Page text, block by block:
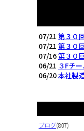
07/21 第３０
07/21 第３０
07/16第３０
06/21 ３Fチ
06/20本社製
ブログ(807)